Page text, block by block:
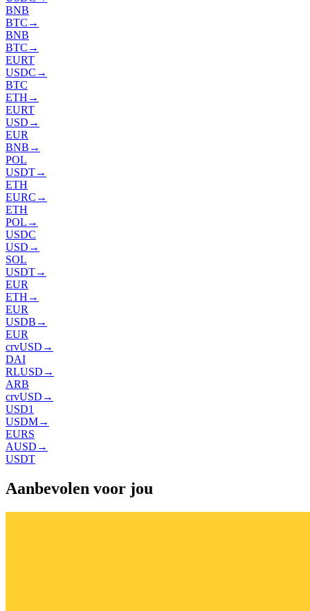
BNB
BTC →
BNB
BTC →
EURT
USDC →
BTC
ETH →
EURT
USD →
EUR
BNB →
POL
USDT→
ETH
EURC →
ETH
POL →
USDC
USD →
SOL
USDT→
EUR
ETH →
EUR
USDB →
EUR
crvUSD →
DAI
RLUSD →
ARB
crvUSD →
USD1
USDM→
EURS
AUSD →
USDT
Aanbevolen voor jou